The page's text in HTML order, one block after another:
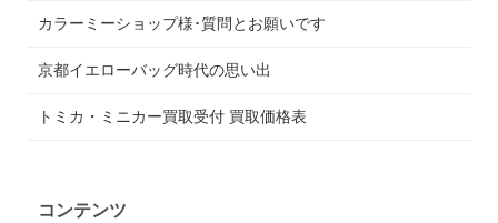
カラーミーショップ様･質問とお願いです
京都イエローバッグ時代の思い出
トミカ・ミニカー買取受付 買取価格表
コンテンツ